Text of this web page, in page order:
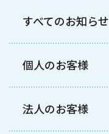
すべてのお知らせ
個人のお客様
法人のお客様